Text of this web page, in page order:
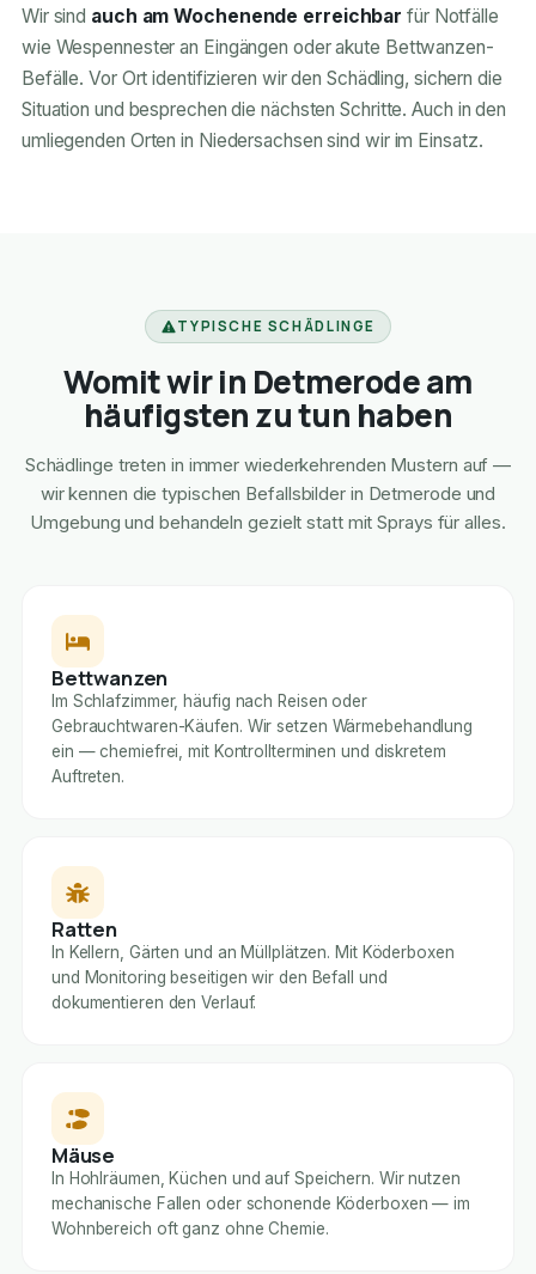
Wir sind auch am Wochenende erreichbar für Notfälle
wie Wespennester an Eingängen oder akute Bettwanzen-
Befälle. Vor Ort identifizieren wir den Schädling, sichern die
Situation und besprechen die nächsten Schritte. Auch in den
umliegenden Orten in Niedersachsen sind wir im Einsatz.
TYPISCHE SCHÄDLINGE
Womit wir in Detmerode am
häufigsten zu tun haben
Schädlinge treten in immer wiederkehrenden Mustern auf —
wir kennen die typischen Befallsbilder in Detmerode und
Umgebung und behandeln gezielt statt mit Sprays für alles.
Bettwanzen
Im Schlafzimmer, häufig nach Reisen oder
Gebrauchtwaren-Käufen. Wir setzen Wärmebehandlung
ein — chemiefrei, mit Kontrollterminen und diskretem
Auftreten.
Ratten
In Kellern, Gärten und an Müllplätzen. Mit Köderboxen
und Monitoring beseitigen wir den Befall und
dokumentieren den Verlauf.
Mäuse
In Hohlräumen, Küchen und auf Speichern. Wir nutzen
mechanische Fallen oder schonende Köderboxen — im
Wohnbereich oft ganz ohne Chemie.